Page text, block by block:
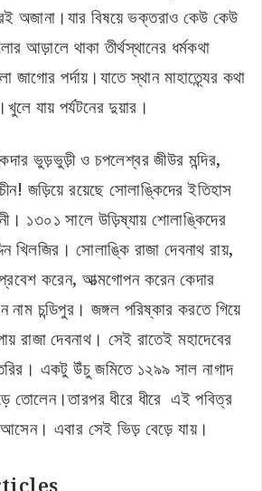
অজানা।যার বিষয়ে ভক্তরাও কেউ কেউ
আড়ালে থাকা তীর্থস্থানের ধর্মকথা
পর্দায়।যাতে স্থান মাহাত্ন্যের কথা
যায় পর্যটনের দুয়ার।
ভুড়ভুড়ী ও চপলেশ্বর জীউর মন্দির,
জড়িয়ে রয়েছে সোলাঙ্কিদের ইতিহাস
১৩০১ সালে উড়িষ্যায় শোলাঙ্কিদের
সোলাঙ্কি রাজা দেবনাথ রায়,
প্রবেশ করেন, আত্মগোপন করেন কেদার
নাম চন্ডিপুর। জঙ্গল পরিষ্কার করতে গিয়ে
রাজা দেবনাথ। সেই রাতেই মহাদেবের
একটু উঁচু জমিতে ১২৯৯ সাল নাগাদ
তোলেন।তারপর ধীরে ধীরে এই পবিত্র
এবার সেই ভিড় বেড়ে যায়।